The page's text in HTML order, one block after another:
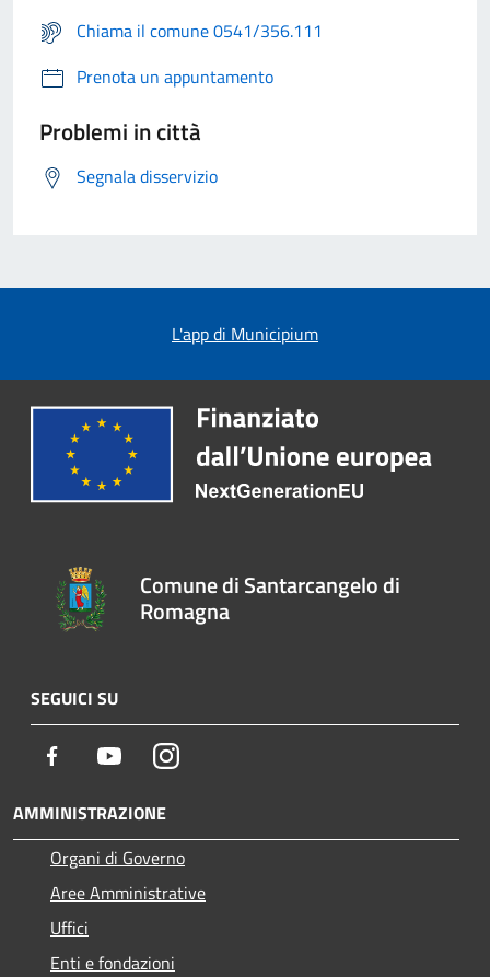
Chiama il comune 0541/356.111
Prenota un appuntamento
Problemi in città
Segnala disservizio
L'app di Municipium
Comune di Santarcangelo di
Romagna
SEGUICI SU
Facebook YoutubeInstagram
AMMINISTRAZIONE
Organi di Governo
Aree Amministrative
Uffici
Enti e fondazioni